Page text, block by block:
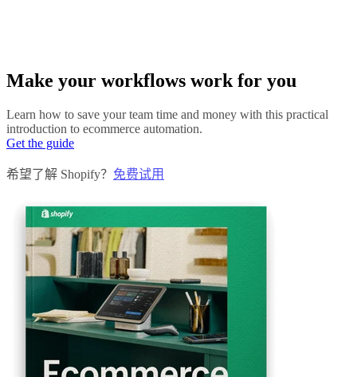
Make your workflows work for you
Learn how to save your team time and money with this practical
introduction to ecommerce automation.
Get the guide
希望了解 Shopify？ 免费试用